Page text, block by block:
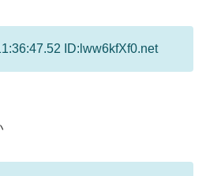
ID:lww6kfXf0.net